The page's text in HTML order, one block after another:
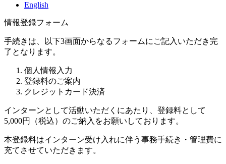
English
情報登録フォーム
手続きは、以下3画面からなるフォームにご記入いただき完
了となります。
個人情報入力
登録料のご案内
クレジットカード決済
インターンとして活動いただくにあたり、登録料として
5,000円（税込）のご納入をお願いしております。
本登録料はインターン受け入れに伴う事務手続き・管理費に
充てさせていただきます。